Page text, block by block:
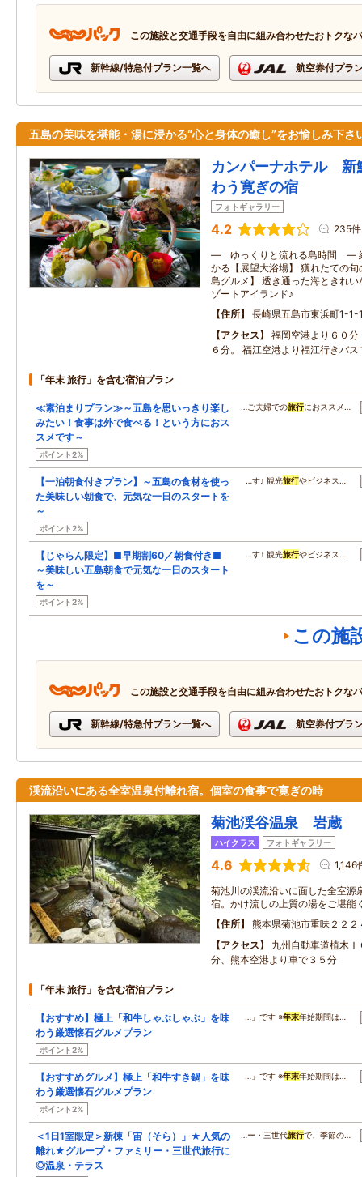
この施設と交通手段を自由に組み合わせたおトクな
新幹線/特急付プラン一覧へ 航空券付プラ
五島の美味を堪能・湯に浸かる“心と身体の癒し”をお愉しみ下さ
カンパーナホテル 新
わう寛ぎの宿
フォトギャラリー
4.2 235件
― ゆっくりと流れる島時間 ―
かる【展望大浴場】 獲れたての
島グルメ】 透き通った海ときれ
ゾートアイランド♪
住所
長崎県五島市東浜町1-1-
アクセス
福岡空港より６０
６分。 福江空港より福江行きバ
「年末 旅行」を含む宿泊プラン
≪素泊まりプラン≫～五島を思いっきり楽し
みたい！食事は外で食べる！という方におス
スメです～
ポイント2%
…ご夫婦での旅行におススメ…
【一泊朝食付きプラン】～五島の食材を使っ
た美味しい朝食で、元気な一日のスタートを
～
ポイント2%
…す♪ 観光旅行やビジネス…
【じゃらん限定】■早期割60／朝食付き■
～美味しい五島朝食で元気な一日のスタート
を～
ポイント2%
…す♪ 観光旅行やビジネス…
この施
この施設と交通手段を自由に組み合わせたおトクな
新幹線/特急付プラン一覧へ 航空券付プラ
渓流沿いにある全室温泉付離れ宿。個室の食事で寛ぎの時
菊池渓谷温泉 岩蔵
ハイクラス フォトギャラリー
4.6 1,146
菊池川の渓流沿いに面した全室源
宿。かけ流しの上質の湯をご堪能
住所
熊本県菊池市重味２２２
アクセス
九州自動車道植木
分、熊本空港より車で３５分
「年末 旅行」を含む宿泊プラン
【おすすめ】極上「和牛しゃぶしゃぶ」を味
わう厳選懐石グルメプラン
ポイント2%
…」です ※年末年始期間は…
【おすすめグルメ】極上「和牛すき鍋」を味
わう厳選懐石グルメプラン
ポイント2%
…」です ※年末年始期間は…
＜1日1室限定＞新棟「宙（そら）」★人気の
離れ★グループ・ファミリー・三世代旅行に
◎温泉・テラス
…ー・三世代旅行で、季節の…